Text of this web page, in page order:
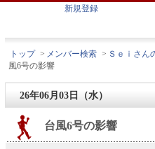
新規登録
トップ > メンバー検索 > Ｓｅｉさん
風6号の影響
26年06月03日（水）
台風6号の影響